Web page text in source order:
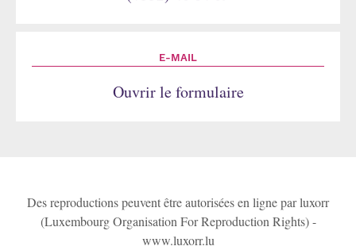
E-MAIL
Ouvrir le formulaire
Des reproductions peuvent être autorisées en ligne par luxorr
(Luxembourg Organisation For Reproduction Rights) -
www.luxorr.lu